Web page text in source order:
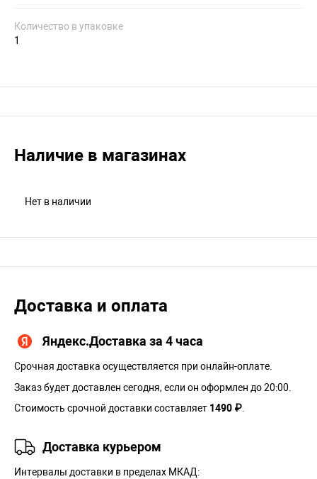
Количество в упаковке
1
Наличие в магазинах
Нет в наличии
Доставка и оплата
Яндекс.Доставка за 4 часа
Срочная доставка осуществляется при онлайн-оплате.
Заказ будет доставлен сегодня, если он оформлен до 20:00.
Стоимость срочной доставки составляет 1490 ₽
Доставка курьером
Интервалы доставки в пределах МКАД: